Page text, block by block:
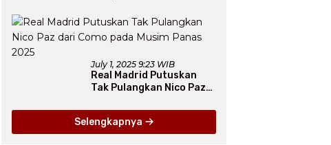
100 Ribu Rumah FLPP
July 1, 2025 9:23 WIB
Real Madrid Putuskan
Tak Pulangkan Nico Paz
Panas 2025
Selengkapnya